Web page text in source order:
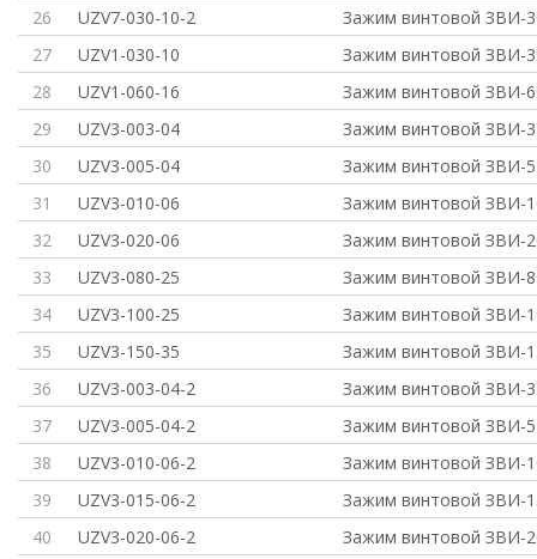
26
UZV7-030-10-2
Зажим винтовой ЗВИ-
27
UZV1-030-10
Зажим винтовой ЗВИ-
28
UZV1-060-16
Зажим винтовой ЗВИ-
29
UZV3-003-04
Зажим винтовой ЗВИ-
30
UZV3-005-04
Зажим винтовой ЗВИ-
31
UZV3-010-06
Зажим винтовой ЗВИ-
32
UZV3-020-06
Зажим винтовой ЗВИ-
33
UZV3-080-25
Зажим винтовой ЗВИ-
34
UZV3-100-25
Зажим винтовой ЗВИ-
35
UZV3-150-35
Зажим винтовой ЗВИ-
36
UZV3-003-04-2
Зажим винтовой ЗВИ-
37
UZV3-005-04-2
Зажим винтовой ЗВИ-
38
UZV3-010-06-2
Зажим винтовой ЗВИ-
39
UZV3-015-06-2
Зажим винтовой ЗВИ-
40
UZV3-020-06-2
Зажим винтовой ЗВИ-